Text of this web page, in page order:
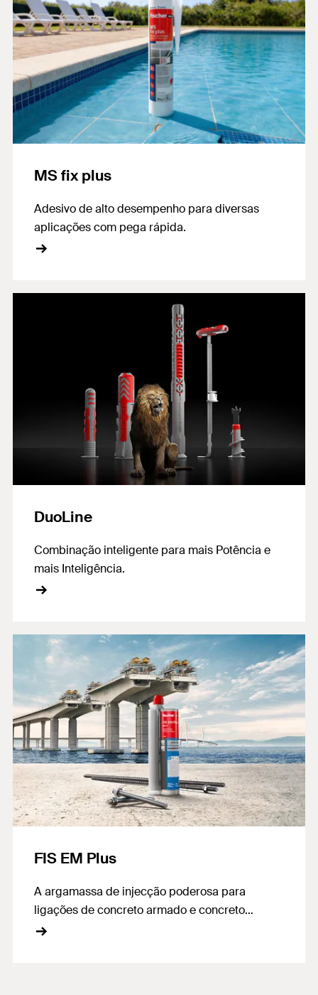
MS fix plus
Adesivo de alto desempenho para diversas
aplicações com pega rápida.
DuoLine
Combinação inteligente para mais Potência e
mais Inteligência.
FIS EM Plus
A argamassa de injecção poderosa para
ligações de concreto armado e concreto
fendido.